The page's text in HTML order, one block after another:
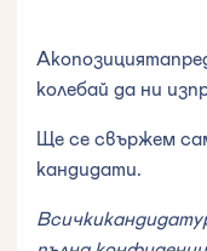
колебай да ни
Ще се свържем
кандидати.